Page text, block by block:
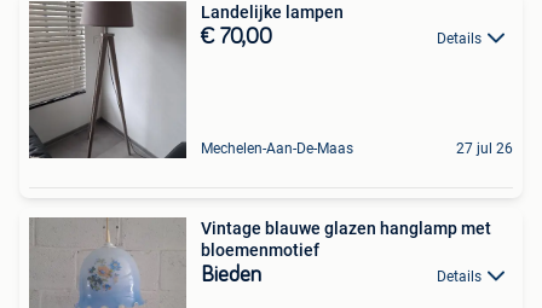
Landelijke lampen
€ 70,00 Details
Mechelen-Aan-De-Maas 27 jul 26
Vintage blauwe glazen hanglamp met
bloemenmotief
Bieden Details